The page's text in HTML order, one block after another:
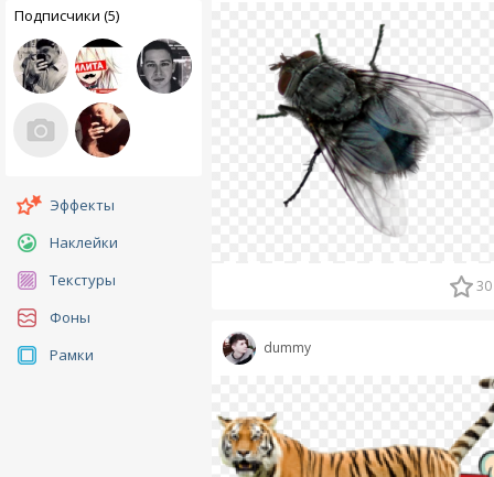
Подписчики (5)
Эффекты
Наклейки
Текстуры
Фоны
Рамки
30
dummy